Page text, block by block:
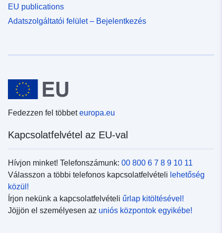
EU publications
Adatszolgáltatói felület – Bejelentkezés
Fedezzen fel többeteuropa.eu
Kapcsolatfelvétel az EU-val
Hívjon minket! Telefonszámunk: 00 800 6 7 8 9 10 11
Válasszon a többi telefonos kapcsolatfelvételi lehetőség
közül!
Írjon nekünk a kapcsolatfelvételi űrlap kitöltésével!
Jöjjön el személyesen az uniós központok egyikébe!